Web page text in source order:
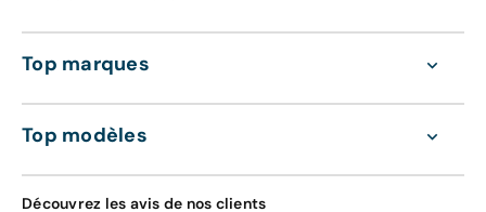
La marque
Le nombre de places
La forme de la carrosserie
Top marques
Top modèles
Découvrez les avis de nos clients